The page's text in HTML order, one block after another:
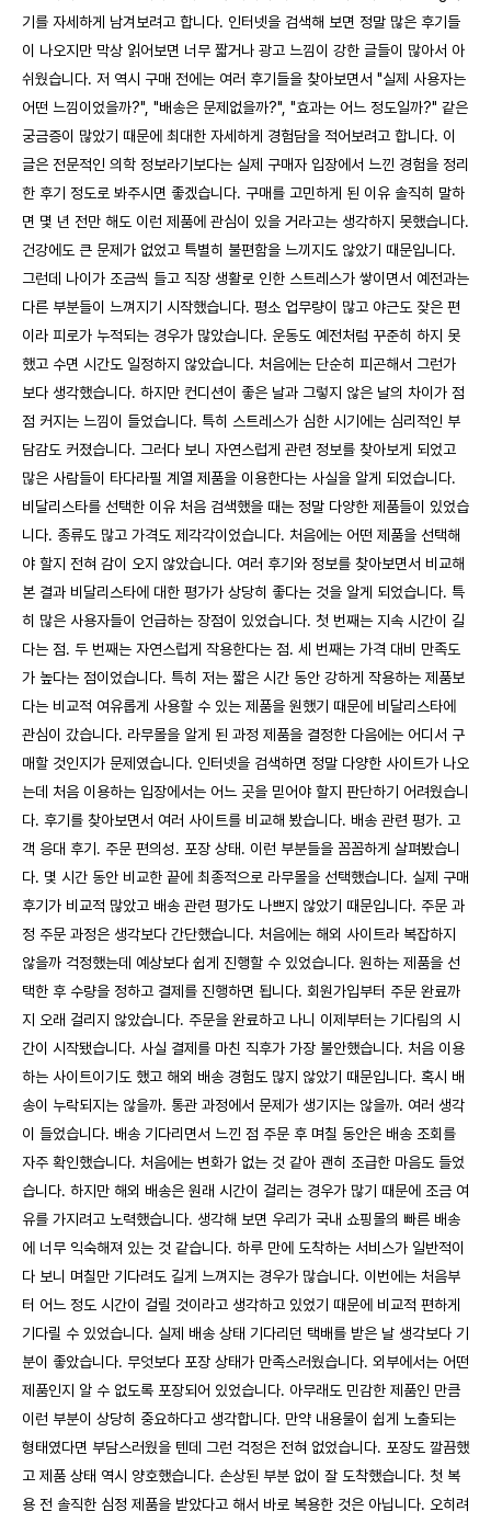
기를 자세하게 남겨보려고 합니다. 인터넷을 검색해 보면 정말 많은 후기들
이 나오지만 막상 읽어보면 너무 짧거나 광고 느낌이 강한 글들이 많아서 아
쉬웠습니다. 저 역시 구매 전에는 여러 후기들을 찾아보면서 "실제 사용자는
어떤 느낌이었을까?", "배송은 문제없을까?", "효과는 어느 정도일까?" 같은
궁금증이 많았기 때문에 최대한 자세하게 경험담을 적어보려고 합니다. 이
글은 전문적인 의학 정보라기보다는 실제 구매자 입장에서 느낀 경험을 정리
한 후기 정도로 봐주시면 좋겠습니다. 구매를 고민하게 된 이유 솔직히 말하
면 몇 년 전만 해도 이런 제품에 관심이 있을 거라고는 생각하지 못했습니다.
건강에도 큰 문제가 없었고 특별히 불편함을 느끼지도 않았기 때문입니다.
그런데 나이가 조금씩 들고 직장 생활로 인한 스트레스가 쌓이면서 예전과는
다른 부분들이 느껴지기 시작했습니다. 평소 업무량이 많고 야근도 잦은 편
이라 피로가 누적되는 경우가 많았습니다. 운동도 예전처럼 꾸준히 하지 못
했고 수면 시간도 일정하지 않았습니다. 처음에는 단순히 피곤해서 그런가
보다 생각했습니다. 하지만 컨디션이 좋은 날과 그렇지 않은 날의 차이가 점
점 커지는 느낌이 들었습니다. 특히 스트레스가 심한 시기에는 심리적인 부
담감도 커졌습니다. 그러다 보니 자연스럽게 관련 정보를 찾아보게 되었고
많은 사람들이 타다라필 계열 제품을 이용한다는 사실을 알게 되었습니다.
비달리스타를 선택한 이유 처음 검색했을 때는 정말 다양한 제품들이 있었습
니다. 종류도 많고 가격도 제각각이었습니다. 처음에는 어떤 제품을 선택해
야 할지 전혀 감이 오지 않았습니다. 여러 후기와 정보를 찾아보면서 비교해
본 결과 비달리스타에 대한 평가가 상당히 좋다는 것을 알게 되었습니다. 특
히 많은 사용자들이 언급하는 장점이 있었습니다. 첫 번째는 지속 시간이 길
다는 점. 두 번째는 자연스럽게 작용한다는 점. 세 번째는 가격 대비 만족도
가 높다는 점이었습니다. 특히 저는 짧은 시간 동안 강하게 작용하는 제품보
다는 비교적 여유롭게 사용할 수 있는 제품을 원했기 때문에 비달리스타에
관심이 갔습니다. 라무몰을 알게 된 과정 제품을 결정한 다음에는 어디서 구
매할 것인지가 문제였습니다. 인터넷을 검색하면 정말 다양한 사이트가 나오
는데 처음 이용하는 입장에서는 어느 곳을 믿어야 할지 판단하기 어려웠습니
다. 후기를 찾아보면서 여러 사이트를 비교해 봤습니다. 배송 관련 평가. 고
객 응대 후기. 주문 편의성. 포장 상태. 이런 부분들을 꼼꼼하게 살펴봤습니
다. 몇 시간 동안 비교한 끝에 최종적으로 라무몰을 선택했습니다. 실제 구매
후기가 비교적 많았고 배송 관련 평가도 나쁘지 않았기 때문입니다. 주문 과
정 주문 과정은 생각보다 간단했습니다. 처음에는 해외 사이트라 복잡하지
않을까 걱정했는데 예상보다 쉽게 진행할 수 있었습니다. 원하는 제품을 선
택한 후 수량을 정하고 결제를 진행하면 됩니다. 회원가입부터 주문 완료까
지 오래 걸리지 않았습니다. 주문을 완료하고 나니 이제부터는 기다림의 시
간이 시작됐습니다. 사실 결제를 마친 직후가 가장 불안했습니다. 처음 이용
하는 사이트이기도 했고 해외 배송 경험도 많지 않았기 때문입니다. 혹시 배
송이 누락되지는 않을까. 통관 과정에서 문제가 생기지는 않을까. 여러 생각
이 들었습니다. 배송 기다리면서 느낀 점 주문 후 며칠 동안은 배송 조회를
자주 확인했습니다. 처음에는 변화가 없는 것 같아 괜히 조급한 마음도 들었
습니다. 하지만 해외 배송은 원래 시간이 걸리는 경우가 많기 때문에 조금 여
유를 가지려고 노력했습니다. 생각해 보면 우리가 국내 쇼핑몰의 빠른 배송
에 너무 익숙해져 있는 것 같습니다. 하루 만에 도착하는 서비스가 일반적이
다 보니 며칠만 기다려도 길게 느껴지는 경우가 많습니다. 이번에는 처음부
터 어느 정도 시간이 걸릴 것이라고 생각하고 있었기 때문에 비교적 편하게
기다릴 수 있었습니다. 실제 배송 상태 기다리던 택배를 받은 날 생각보다 기
분이 좋았습니다. 무엇보다 포장 상태가 만족스러웠습니다. 외부에서는 어떤
제품인지 알 수 없도록 포장되어 있었습니다. 아무래도 민감한 제품인 만큼
이런 부분이 상당히 중요하다고 생각합니다. 만약 내용물이 쉽게 노출되는
형태였다면 부담스러웠을 텐데 그런 걱정은 전혀 없었습니다. 포장도 깔끔했
고 제품 상태 역시 양호했습니다. 손상된 부분 없이 잘 도착했습니다. 첫 복
용 전 솔직한 심정 제품을 받았다고 해서 바로 복용한 것은 아닙니다. 오히려